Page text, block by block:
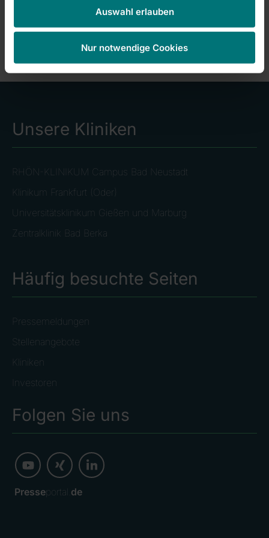
Auswahl erlauben
Nur notwendige Cookies
Unsere Kliniken
RHÖN-KLINIKUM Campus Bad Neustadt
Klinikum Frankfurt (Oder)
Universitätsklinikum Gießen und Marburg
Zentralklinik Bad Berka
Häufig besuchte Seiten
Pressemeldungen
Stellenangebote
Kliniken
Investoren
Folgen Sie uns
Presseportal. de